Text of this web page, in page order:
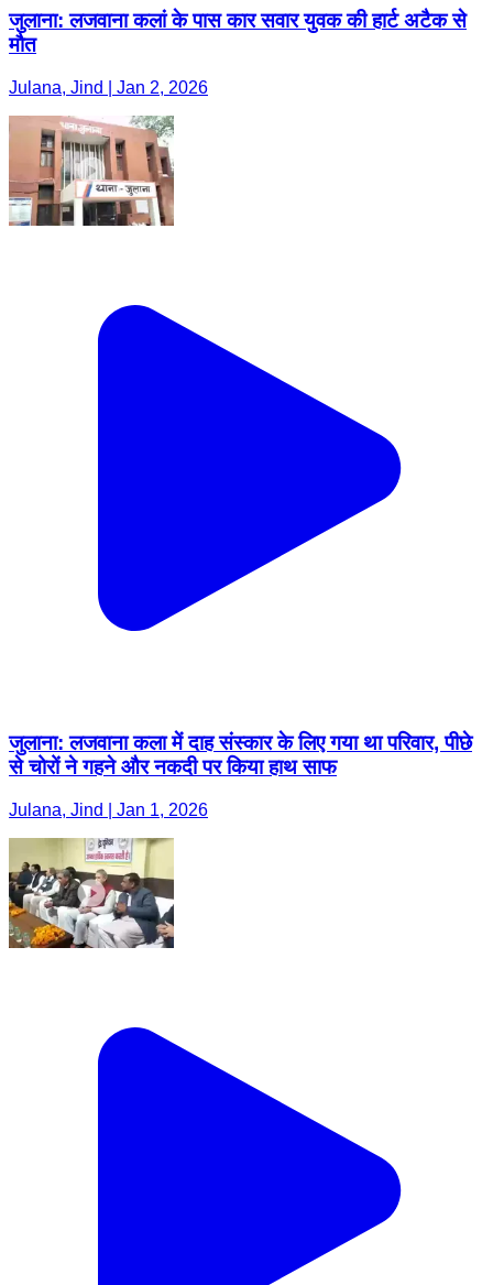
जुलाना: लजवाना कलां के पास कार सवार युवक की हार्ट अटैक से
मौत
Julana, Jind | Jan 2, 2026
जुलाना: लजवाना कला में दाह संस्कार के लिए गया था परिवार, पीछे
से चोरों ने गहने और नकदी पर किया हाथ साफ
Julana, Jind | Jan 1, 2026